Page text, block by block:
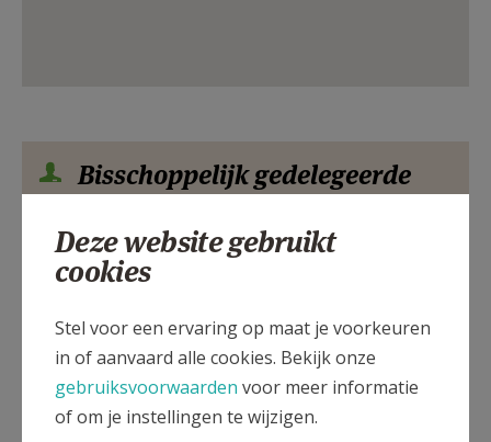
Bisschoppelijk gedelegeerde
Quaghebeur
050 37 26 75
Onthaal en secretariaat
Deze website gebruikt
cookies
Stel voor een ervaring op maat je voorkeuren
in of aanvaard alle cookies. Bekijk onze
gebruiksvoorwaarden voor meer informatie
of om je instellingen te wijzigen.